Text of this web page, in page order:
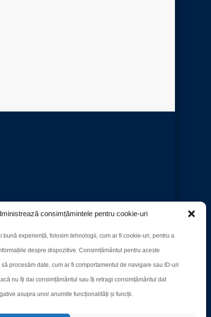
consimțămintele pentru cookie-uri
bună experiență, folosim tehnologii, cum ar fi cookie-uri, pentru a
despre dispozitive. Consimțământul pentru aceste
procesăm date, cum ar fi comportamentul de navigare sau ID-uri
nu îți dai consimțământul sau îți retragi consimțământul dat
asupra unor anumite funcționalități și funcții.